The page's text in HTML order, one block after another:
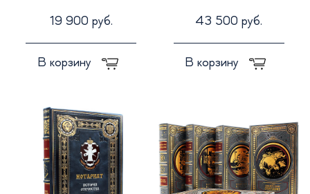
19 900 руб.
В корзину
43 500 руб.
В корзину